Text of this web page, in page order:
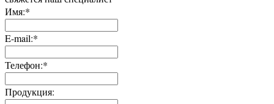
Имя:*
E-mail:*
Телефон:*
Продукция: